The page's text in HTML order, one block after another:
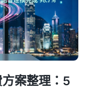
案整理：5